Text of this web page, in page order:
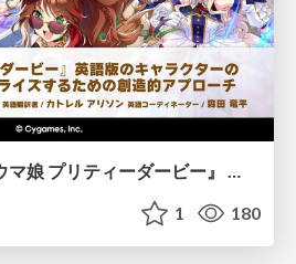
【CEDEC2026】『ウマ娘 プリティーダービー』 英語版のキャラクターの方言や口調をローカライズするための創造的アプローチ
1 180